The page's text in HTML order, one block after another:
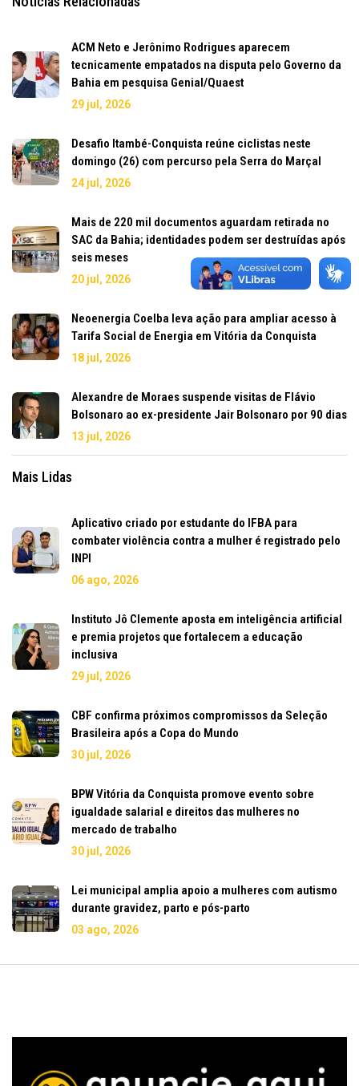
ACM Neto e Jerônimo Rodrigues aparecem
tecnicamente empatados na disputa pelo Governo da
Bahia em pesquisa Genial/Quaest
29 jul, 2026
Desafio Itambé-Conquista reúne ciclistas neste
domingo (26) com percurso pela Serra do Marçal
24 jul, 2026
Mais de 220 mil documentos aguardam retirada no
SAC da Bahia; identidades podem ser destruídas após
seis meses
20 jul, 2026
Neoenergia Coelba leva ação para ampliar acesso à
Tarifa Social de Energia em Vitória da Conquista
18 jul, 2026
Alexandre de Moraes suspende visitas de Flávio
Bolsonaro ao ex-presidente Jair Bolsonaro por 90 dias
13 jul, 2026
Mais Lidas
Aplicativo criado por estudante do IFBA para
combater violência contra a mulher é registrado pelo
INPI
06 ago, 2026
Instituto Jô Clemente aposta em inteligência artificial
e premia projetos que fortalecem a educação
inclusiva
29 jul, 2026
CBF confirma próximos compromissos da Seleção
Brasileira após a Copa do Mundo
30 jul, 2026
BPW Vitória da Conquista promove evento sobre
igualdade salarial e direitos das mulheres no
mercado de trabalho
30 jul, 2026
Lei municipal amplia apoio a mulheres com autismo
durante gravidez, parto e pós-parto
03 ago, 2026